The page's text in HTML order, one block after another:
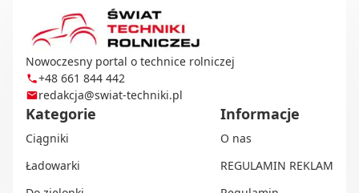
Nowoczesny portal o technice rolniczej
+48 661 844 442
redakcja@swiat-techniki.pl
Kategorie
Ciągniki
Ładowarki
Informacje
O nas
REGULAMIN REKLAM